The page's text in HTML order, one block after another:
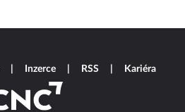
Inzerce RSS Kariéra